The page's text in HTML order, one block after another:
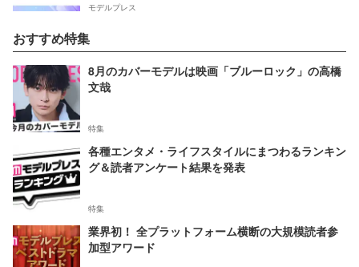
モデルプレス
おすすめ特集
8月のカバーモデルは映画「ブルーロック」の高橋
文哉
特集
各種エンタメ・ライフスタイルにまつわるランキン
グ＆読者アンケート結果を発表
特集
業界初！ 全プラットフォーム横断の大規模読者参
加型アワード